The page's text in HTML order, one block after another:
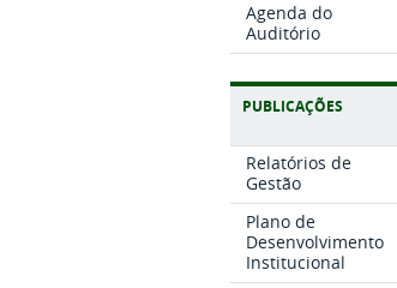
Agenda do
Auditório
PUBLICAÇÕES
Relatórios de
Gestão
Plano de
Desenvolvimento
Institucional